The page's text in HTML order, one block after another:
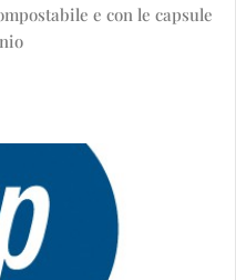
e con le capsule